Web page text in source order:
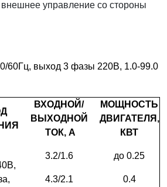
со стороны
60Гц, выход 3 фазы 220В, 1.0-99.0
ВХОДНОЙ/
ВЫХОДНОЙ
ТОК, А
МОЩНОСТЬ
ДВИГАТЕЛЯ,
КВТ
3.2/1.6 до 0.25
4.3/2.1 0.4